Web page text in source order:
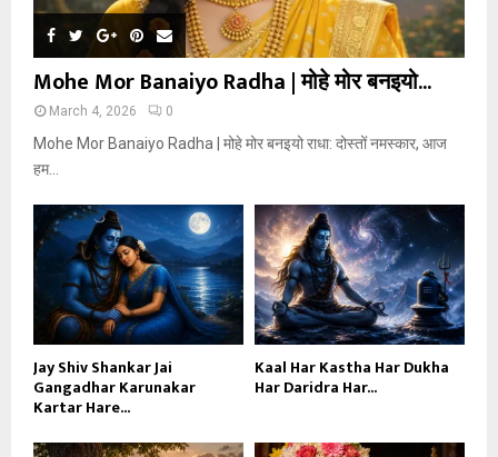
Mohe Mor Banaiyo Radha | मोहे मोर बनइयो...
March 4, 2026 0
Mohe Mor Banaiyo Radha | मोहे मोर बनइयो राधा: दोस्तों नमस्कार, आज
हम...
Jay Shiv Shankar Jai
Gangadhar Karunakar
Kartar Hare...
Kaal Har Kastha Har Dukha
Har Daridra Har...